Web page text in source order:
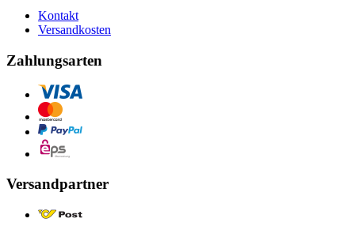
Kontakt
Versandkosten
Zahlungsarten
Versandpartner